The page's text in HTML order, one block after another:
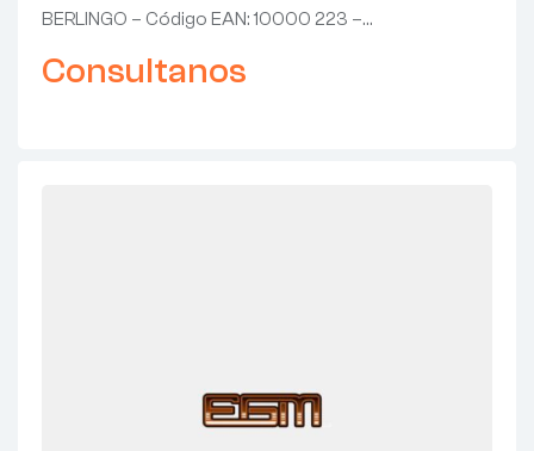
BERLINGO – Código EAN: 10000 223 –…
Consultanos